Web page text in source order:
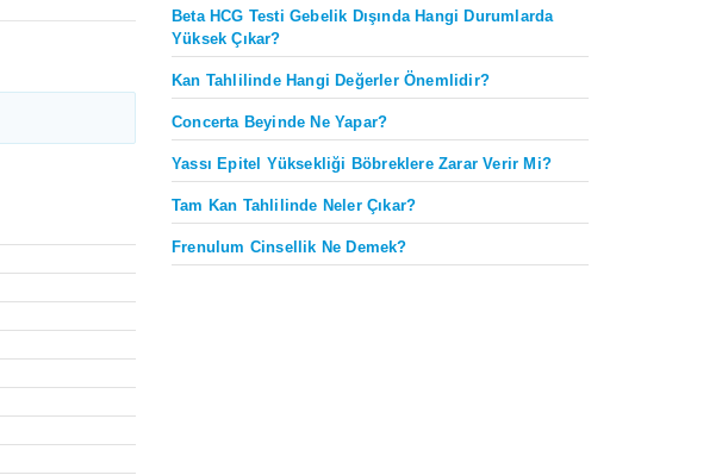
Beta HCG Testi Gebelik Dışında Hangi Durumlarda
Yüksek Çıkar?
Kan Tahlilinde Hangi Değerler Önemlidir?
Concerta Beyinde Ne Yapar?
Yassı Epitel Yüksekliği Böbreklere Zarar Verir Mi?
Tam Kan Tahlilinde Neler Çıkar?
Frenulum Cinsellik Ne Demek?